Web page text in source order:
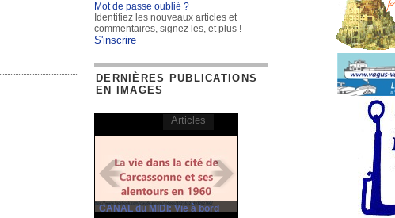
Mot de passe oublié ?
Identifiez les nouveaux articles et
commentaires, signez les, et plus !
S'inscrire
DERNIÈRES PUBLICATIONS
EN IMAGES
CANAL du MIDI: Vie à bord
Articles